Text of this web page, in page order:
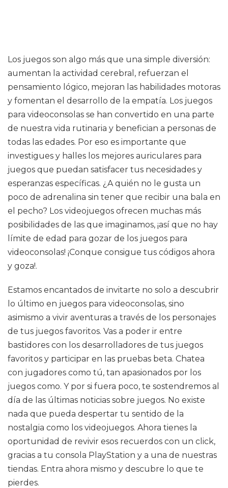
Los juegos son algo más que una simple diversión:
aumentan la actividad cerebral, refuerzan el
pensamiento lógico, mejoran las habilidades motoras
y fomentan el desarrollo de la empatía. Los juegos
para videoconsolas se han convertido en una parte
de nuestra vida rutinaria y benefician a personas de
todas las edades. Por eso es importante que
investigues y halles los mejores auriculares para
juegos que puedan satisfacer tus necesidades y
esperanzas específicas. ¿A quién no le gusta un
poco de adrenalina sin tener que recibir una bala en
el pecho? Los videojuegos ofrecen muchas más
posibilidades de las que imaginamos, ¡así que no hay
límite de edad para gozar de los juegos para
videoconsolas! ¡Conque consigue tus códigos ahora
y goza!.
Estamos encantados de invitarte no solo a descubrir
lo último en juegos para videoconsolas, sino
asimismo a vivir aventuras a través de los personajes
de tus juegos favoritos. Vas a poder ir entre
bastidores con los desarrolladores de tus juegos
favoritos y participar en las pruebas beta. Chatea
con jugadores como tú, tan apasionados por los
juegos como. Y por si fuera poco, te sostendremos al
día de las últimas noticias sobre juegos. No existe
nada que pueda despertar tu sentido de la
nostalgia como los videojuegos. Ahora tienes la
oportunidad de revivir esos recuerdos con un click,
gracias a tu consola PlayStation y a una de nuestras
tiendas. Entra ahora mismo y descubre lo que te
pierdes.